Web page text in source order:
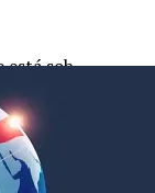
está sob
geral da
local para
contra a
da instalação.